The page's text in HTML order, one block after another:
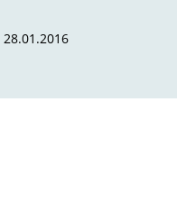
28.01.2016